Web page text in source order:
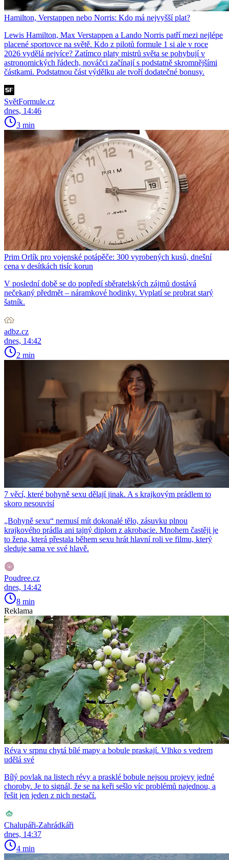
Hamilton, Verstappen nebo Norris: Kdo má nejvyšší plat?
Lewis Hamilton, Max Verstappen a Lando Norris patří mezi nejlépe
placené sportovce na světě. Kdo z pilotů formule 1 si ale v roce
2026 vydělá nejvíce? Zatímco platy mistrů světa se pohybují v
astronomických řádech, nováčci začínají s podstatně skromnějšími
částkami. Podstatnou část výdělku ale tvoří dodatečné bonusy.
SvětFormule.cz
dnes, 14:46
3 min
Prim Orlík pro vojenské potápěče: 300 vyrobených kusů, dnešní
cena v desítkách tisíc korun
V poslední době se do popředí sběratelských zájmů dostává
nečekaný předmět – náramkové hodinky. Vyplatí se probrat starý
šatník.
adbz.cz
dnes, 14:42
2 min
7 věcí, které bohyně sexu dělají jinak. A s krajkovým prádlem to
skoro nesouvisí
„Bohyně sexu“ nemusí mít dokonalé tělo, zásuvku plnou
krajkového prádla ani tajný diplom z akrobacie. Mnohem častěji je
to žena, která přestala během sexu hrát hlavní roli ve filmu, který
sleduje sama ve své hlavě.
Poudree.cz
dnes, 14:42
8 min
Reklama
Réva v srpnu chytá bílé mapy a bobule praskají. Vlhko s vedrem
udělá své
Bílý povlak na listech révy a prasklé bobule nejsou projevy jedné
choroby. Je to signál, že se na keři sešlo víc problémů najednou, a
řešit jen jeden z nich nestačí.
Chalupáři-Zahrádkáři
dnes, 14:37
4 min